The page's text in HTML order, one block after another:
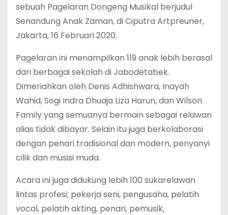
sebuah Pagelaran Dongeng Musikal berjudul
Senandung Anak Zaman, di Ciputra Artpreuner,
Jakarta, 16 Februari 2020.
Pagelaran ini menampilkan 119 anak lebih berasal
dari berbagai sekolah di Jabodetabek.
Dimeriahkan oleh Denis Adhishwara, Inayah
Wahid, Sogi Indra Dhuaja Liza Harun, dan Wilson
Family yang semuanya bermain sebagai relawan
alias tidak dibayar. Selain itu juga berkolaborasi
dengan penari tradisional dan modern, penyanyi
cilik dan musisi muda.
Acara ini juga didukung lebih 100 sukarelawan
lintas profesi; pekerja seni, pengusaha, pelatih
vocal, pelatih akting, penari, pemusik,